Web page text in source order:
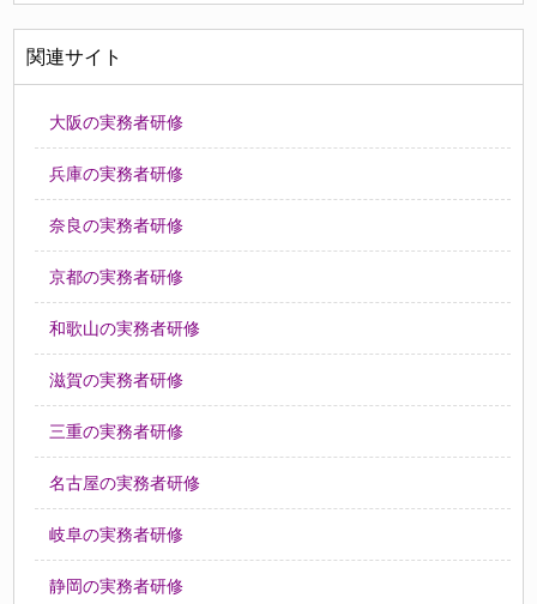
関連サイト
大阪の実務者研修
兵庫の実務者研修
奈良の実務者研修
京都の実務者研修
和歌山の実務者研修
滋賀の実務者研修
三重の実務者研修
名古屋の実務者研修
岐阜の実務者研修
静岡の実務者研修